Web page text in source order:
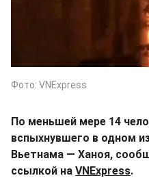
Фото: VNExpress
По меньшей мере 14
вспыхнувшего в одном
Вьетнама — Ханоя,
ссылкой на VNExpress.